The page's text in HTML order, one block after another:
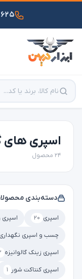
اسپری
۲۴ محصول
دسته‌بندی
اسپری ۲۰ اسپری
چسب و اسپری
اسپری زینک گالوانیزه
اسپری کنتاکت شور ۱